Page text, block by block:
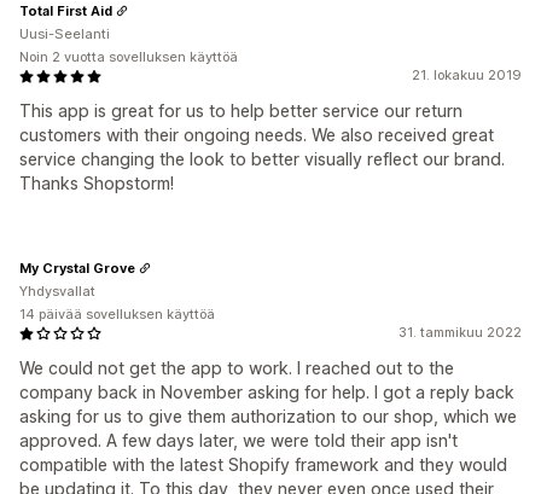
21. lokakuu 2019
This app is great for us to help better service our return
customers with their ongoing needs. We also received great
service changing the look to better visually reflect our brand.
Thanks Shopstorm!
Total First Aid
Uusi-Seelanti
Noin 2 vuotta sovelluksen käyttöä
31. tammikuu 2022
We could not get the app to work. I reached out to the
company back in November asking for help. I got a reply back
asking for us to give them authorization to our shop, which we
approved. A few days later, we were told their app isn't
compatible with the latest Shopify framework and they would
be updating it. To this day, they never even once used their
My Crystal Grove
Yhdysvallat
14 päivää sovelluksen käyttöä